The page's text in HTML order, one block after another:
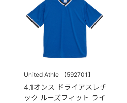
United Athle 【592701】
4.1オンス ドライアスレチ
ック ルーズフィット ライ